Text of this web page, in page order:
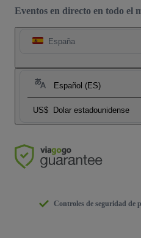
Eventos en directo en todo el
España
Español (ES)
US$ Dolar estadounidense
Controles de seguridad de